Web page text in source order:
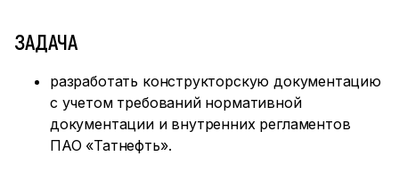
ЗАДАЧА
разработать конструкторскую документацию
с учетом требований нормативной
документации и внутренних регламентов
ПАО «Татнефть».